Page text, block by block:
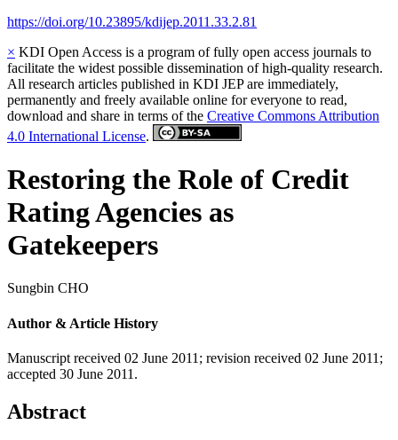
https://doi.org/10.23895/kdijep.2011.33.2.81
× KDI Open Access is a program of fully open access journals to
facilitate the widest possible dissemination of high-quality research.
All research articles published in KDI JEP are immediately,
permanently and freely available online for everyone to read,
download and share in terms of the Creative Commons Attribution
4.0 International License.
Restoring the Role of Credit
Rating Agencies as
Gatekeepers
Sungbin CHO
Author & Article History
Manuscript received 02 June 2011 ; revision received 02 June 2011 ;
accepted 30 June 2011.
Abstract